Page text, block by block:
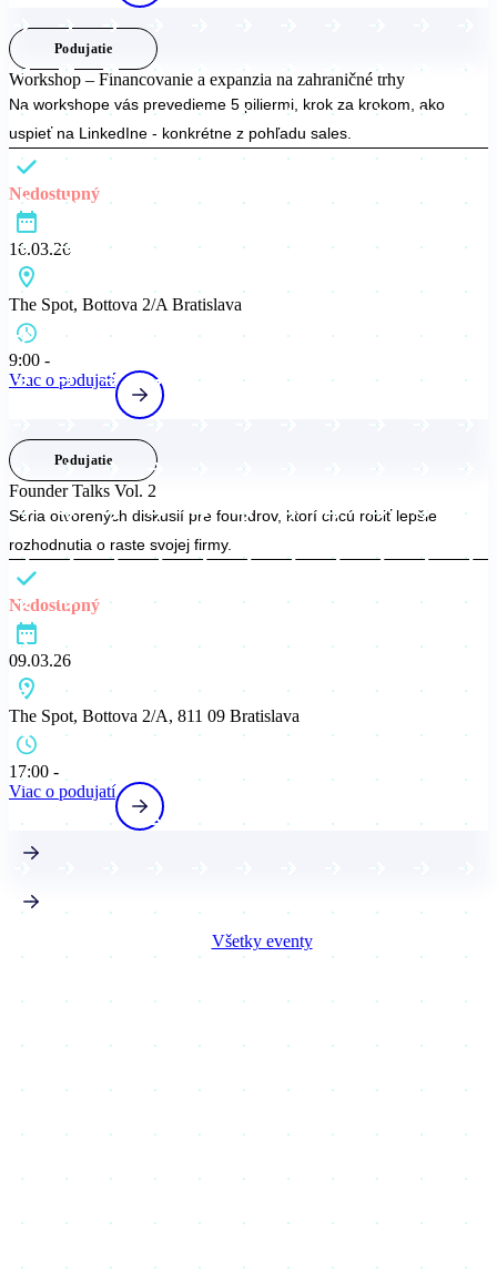
Podujatie
Workshop – Financovanie a expanzia na zahraničné trhy
Na workshope vás prevedieme 5 piliermi, krok za krokom, ako
uspieť na LinkedIne - konkrétne z pohľadu sales.
Nedostupný
16.03.26
The Spot, Bottova 2/A Bratislava
9:00 -
Viac o podujatí
Podujatie
Founder Talks Vol. 2
Séria otvorených diskusií pre foundrov, ktorí chcú robiť lepšie
rozhodnutia o raste svojej firmy.
Nedostupný
09.03.26
The Spot, Bottova 2/A, 811 09 Bratislava
17:00 -
Viac o podujatí
Všetky eventy